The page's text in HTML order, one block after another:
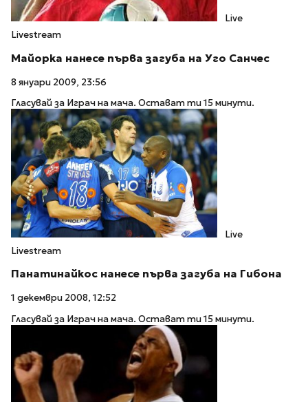
Live
Livestream
Майорка нанесе първа загуба на Уго Санчес
8 януари 2009, 23:56
Гласувай за Играч на мача. Остават ти 15 минути.
Live
Livestream
Панатинайкос нанесе първа загуба на Гибона
1 декември 2008, 12:52
Гласувай за Играч на мача. Остават ти 15 минути.